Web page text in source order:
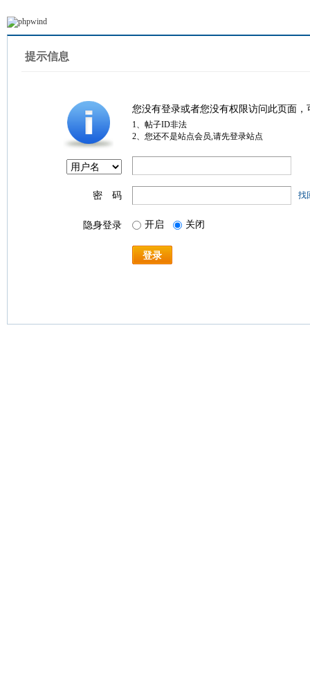
提示信息
您没有登录或者您没有权限访问此页面
1、帖子ID非法
2、您还不是站点会员,请先登录站点
密 码 找
隐身登录 开启 关闭
登录